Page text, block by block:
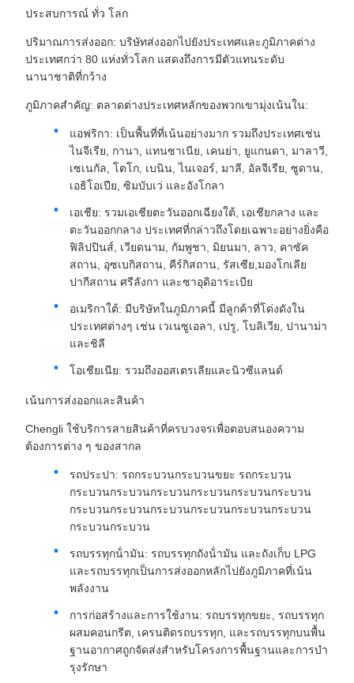
ประสบการณ์ ทั่ว โลก
ปริมาณการส่งออก: บริษัทส่งออกไปยังประเทศและภูมิภาคต่าง
ประเทศกว่า 80 แห่งทั่วโลก แสดงถึงการมีตัวแทนระดับ
นานาชาติที่กว้าง
ภูมิภาคสําคัญ: ตลาดต่างประเทศหลักของพวกเขามุ่งเน้นใน:
แอฟริกา: เป็นพื้นที่ที่เน้นอย่างมาก รวมถึงประเทศเช่น
ไนจีเรีย, กานา, แทนซาเนีย, เคนย่า, ยูแกนดา, มาลาวี,
เซเนกัล, โตโก, เบนิน, ไนเจอร์, มาลี, อัลจีเรีย, ซูดาน,
เอธิโอเปีย, ซิมบับเว่ และอังโกลา
เอเชีย: รวมเอเชียตะวันออกเฉียงใต้, เอเชียกลาง และ
ตะวันออกกลาง ประเทศที่กล่าวถึงโดยเฉพาะอย่างยิ่งคือ
ฟิลิปปินส์, เวียดนาม, กัมพูชา, มิยนมา, ลาว, คาซัค
สถาน, อุซเบกิสถาน, คีร์กิสถาน, รัสเซีย,มองโกเลีย
ปากีสถาน ศรีลังกา และซาอุดิอาระเบีย
อเมริกาใต้: มีบริษัทในภูมิภาคนี้ มีลูกค้าที่โด่งดังใน
ประเทศต่างๆ เช่น เวเนซูเอลา, เปรู, โบลิเวีย, ปานาม่า
และชิลี
โอเชียเนีย: รวมถึงออสเตรเลียและนิวซีแลนด์
เน้นการส่งออกและสินค้า
Chengli ใช้บริการสายสินค้าที่ครบวงจรเพื่อตอบสนองความ
ต้องการต่าง ๆ ของสากล
รถประปา: รถกระบวนกระบวนขยะ รถกระบวน
กระบวนกระบวนกระบวนกระบวนกระบวนกระบวน
กระบวนกระบวนกระบวนกระบวนกระบวนกระบวน
กระบวนกระบวน
รถบรรทุกน้ํามัน: รถบรรทุกถังน้ํามัน และถังเก็บ LPG
และรถบรรทุกเป็นการส่งออกหลักไปยังภูมิภาคที่เน้น
พลังงาน
การก่อสร้างและการใช้งาน: รถบรรทุกขยะ, รถบรรทุก
ผสมคอนกรีต, เครนติดรถบรรทุก, และรถบรรทุกบนพื้น
ฐานอากาศถูกจัดส่งสําหรับโครงการพื้นฐานและการบํา
รุงรักษา